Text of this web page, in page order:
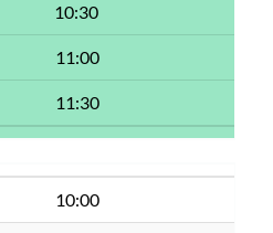
10:30
11:00
11:30
10:00